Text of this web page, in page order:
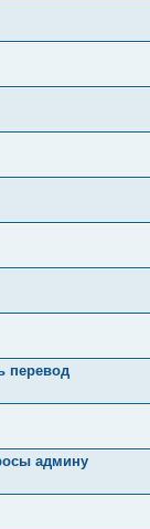
перевод
админу